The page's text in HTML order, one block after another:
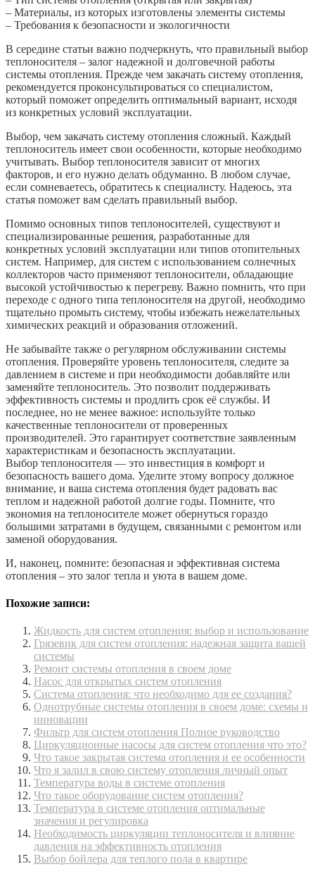
– Материалы, из которых изготовлены элементы системы
– Требования к безопасности и экологичности
В середине статьи важно подчеркнуть, что правильный выбор
теплоносителя – залог надежной и долговечной работы
системы отопления. Прежде чем закачать систему отопления,
рекомендуется проконсультироваться со специалистом,
который поможет определить оптимальный вариант, исходя
из конкретных условий эксплуатации.
Выбор, чем закачать систему отопления сложный. Каждый
теплоноситель имеет свои особенности, которые необходимо
учитывать. Выбор теплоносителя зависит от многих
факторов, и его нужно делать обдуманно. В любом случае,
если сомневаетесь, обратитесь к специалисту. Надеюсь, эта
статья поможет вам сделать правильный выбор.
Помимо основных типов теплоносителей, существуют и
специализированные решения, разработанные для
конкретных условий эксплуатации или типов отопительных
систем. Например, для систем с использованием солнечных
коллекторов часто применяют теплоносители, обладающие
высокой устойчивостью к перегреву. Важно помнить, что при
переходе с одного типа теплоносителя на другой, необходимо
тщательно промыть систему, чтобы избежать нежелательных
химических реакций и образования отложений.
Не забывайте также о регулярном обслуживании системы
отопления. Проверяйте уровень теплоносителя, следите за
давлением в системе и при необходимости добавляйте или
заменяйте теплоноситель. Это позволит поддерживать
эффективность системы и продлить срок её службы. И
последнее, но не менее важное: используйте только
качественные теплоносители от проверенных
производителей. Это гарантирует соответствие заявленным
характеристикам и безопасность эксплуатации.
Выбор теплоносителя — это инвестиция в комфорт и
безопасность вашего дома. Уделите этому вопросу должное
внимание, и ваша система отопления будет радовать вас
теплом и надежной работой долгие годы. Помните, что
экономия на теплоносителе может обернуться гораздо
большими затратами в будущем, связанными с ремонтом или
заменой оборудования.
И, наконец, помните: безопасная и эффективная система
отопления – это залог тепла и уюта в вашем доме.
Похожие записи:
Жидкость для систем отопления: выбор и использование
Грязевик для систем отопления: надежная защита вашей
системы
Ремонт системы отопления в своем доме
Насос для открытых систем отопления
Система отопления: что необходимо для ее создания?
Однотрубные системы отопления в своем доме: схемы и
инновации
Фильтр для систем отопления Полное руководство
Циркуляционные насосы для систем отопления что это?
Что такое закрытая система отопления и ее особенности
Что я залил в свою систему отопления личный опыт
Температура воды в системе отопления
Что такое оборудование систем отопления?
Температура в системе отопления оптимальные
значения и регулировка
Необходимость циркуляции теплоносителя и влияние
давления на эффективность отопления
Выбор бойлера для теплого пола в квартире